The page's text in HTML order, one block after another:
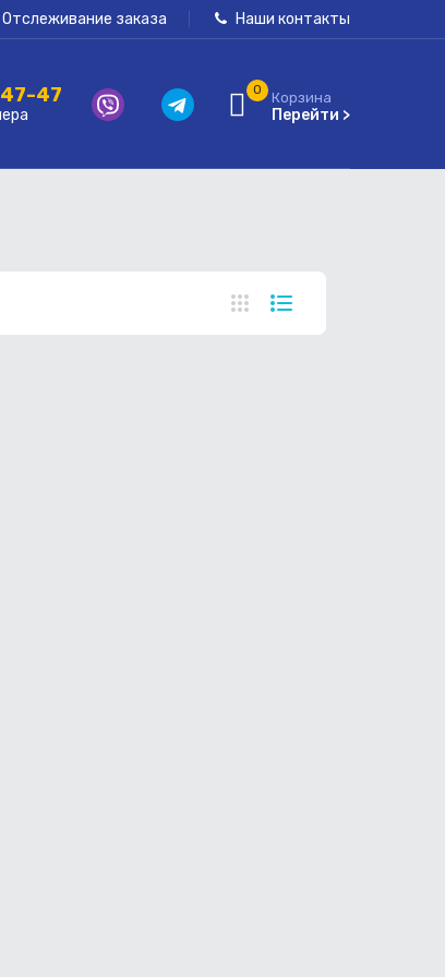
Отслеживание заказа Наши контакты
47 0 Корзина
Перейти >